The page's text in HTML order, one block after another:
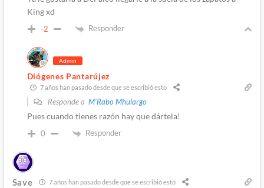
King xd
-2 Responder
Admin
Diógenes Pantarújez
7 años han pasado desde que se escribió esto
Responde a M'Rabo Mhulargo
Pues cuando tienes razón hay que dártela!
0 Responder
Save 7 años han pasado desde que se escribió esto